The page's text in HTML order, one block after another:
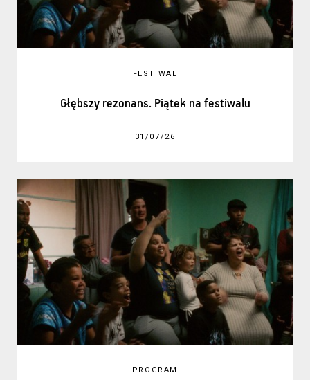
FESTIWAL
Głębszy rezonans. Piątek na festiwalu
31/07/26
PROGRAM